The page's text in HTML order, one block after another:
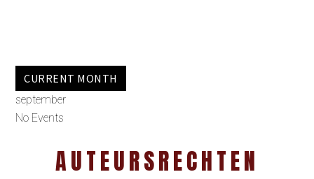
CURRENT MONTH
september
No Events
AUTEURSRECHTEN